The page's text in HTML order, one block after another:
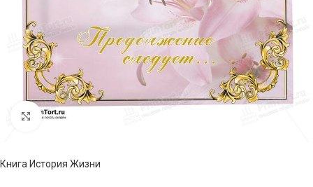
Нажмите, чтобы увеличить изображение
Книга История Жизни